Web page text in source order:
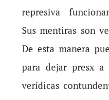
represiva
Sus mentiras son
De esta manera
para dejar presx a
verídicas